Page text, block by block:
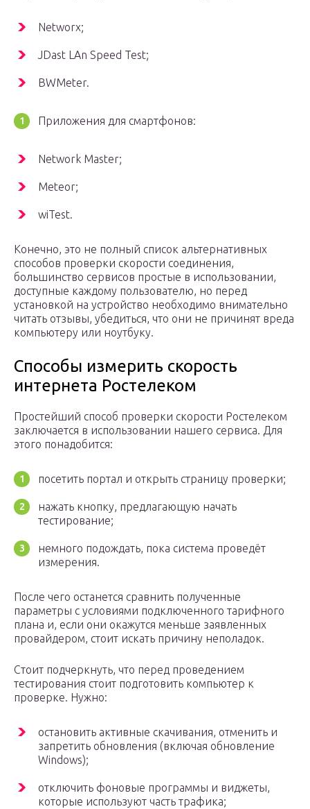
Networx;
JDast LAn Speed Test;
BWMeter.
Приложения для смартфонов:
Network Master;
Meteor;
wiTest.
Конечно, это не полный список альтернативных
способов проверки скорости соединения,
большинство сервисов простые в использовании,
доступные каждому пользователю, но перед
установкой на устройство необходимо внимательно
читать отзывы, убедиться, что они не причинят вреда
компьютеру или ноутбуку.
Способы измерить скорость
интернета Ростелеком
Простейший способ проверки скорости Ростелеком
заключается в использовании нашего сервиса. Для
этого понадобится:
посетить портал и открыть страницу проверки;
нажать кнопку, предлагающую начать
тестирование;
немного подождать, пока система проведёт
измерения.
После чего останется сравнить полученные
параметры с условиями подключенного тарифного
плана и, если они окажутся меньше заявленных
провайдером, стоит искать причину неполадок.
Стоит подчеркнуть, что перед проведением
тестирования стоит подготовить компьютер к
проверке. Нужно:
остановить активные скачивания, отменить и
запретить обновления (включая обновление
Windows);
отключить фоновые программы и виджеты,
которые используют часть трафика;